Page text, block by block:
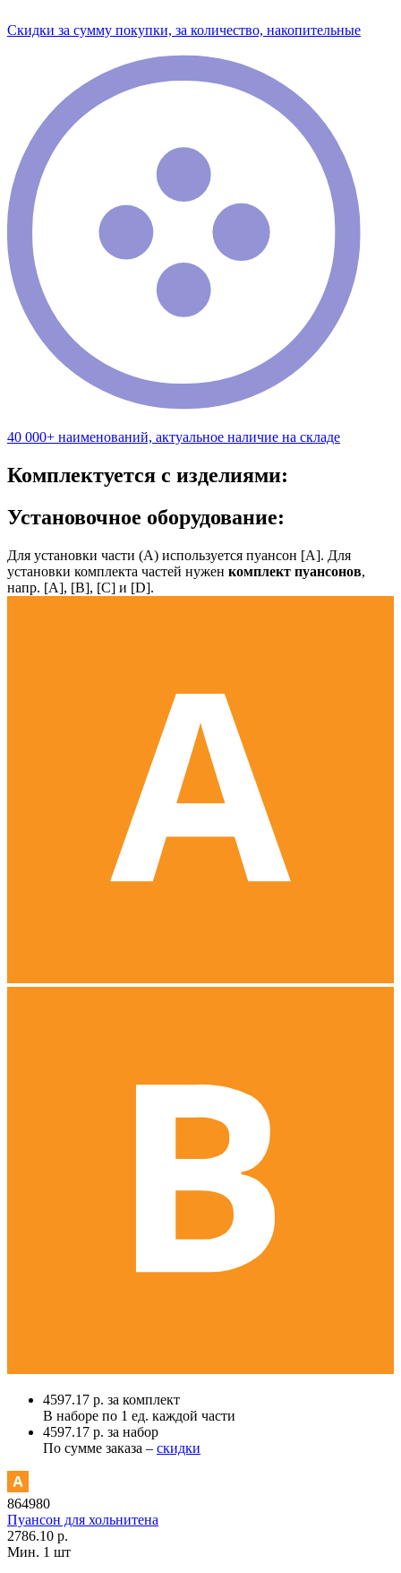
Скидки за сумму покупки, за количество, накопительные
40 000+ наименований, актуальное наличие на складе
Комплектуется с изделиями:
Установочное оборудование:
Для установки части (А) используется пуансон [А]. Для
установки комплекта частей нужен комплект пуансонов,
напр. [А], [B], [С] и [D].
4597.17 р. за комплект
В наборе по 1 ед. каждой части
4597.17 р. за набор
По сумме заказа – скидки
864980
Пуансон для хольнитена
2786.10 р.
Мин. 1 шт